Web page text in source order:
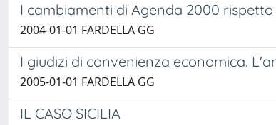
I cambiamenti di Agenda 2000
2004-01-01 FARDELLA GG
I giudizi di convenienza economica.
2005-01-01 FARDELLA GG
IL CASO SICILIA